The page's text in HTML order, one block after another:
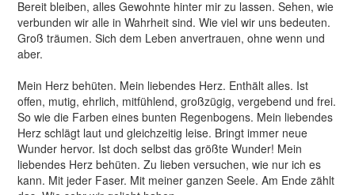
Bereit bleiben, alles Gewohnte hinter mir zu lassen. Sehen, wie
verbunden wir alle in Wahrheit sind. Wie viel wir uns bedeuten.
Groß träumen. Sich dem Leben anvertrauen, ohne wenn und
aber.
Mein Herz behüten. Mein liebendes Herz. Enthält alles. Ist
offen, mutig, ehrlich, mitfühlend, großzügig, vergebend und frei.
So wie die Farben eines bunten Regenbogens. Mein liebendes
Herz schlägt laut und gleichzeitig leise. Bringt immer neue
Wunder hervor. Ist doch selbst das größte Wunder! Mein
liebendes Herz behüten. Zu lieben versuchen, wie nur ich es
kann. Mit jeder Faser. Mit meiner ganzen Seele. Am Ende zählt